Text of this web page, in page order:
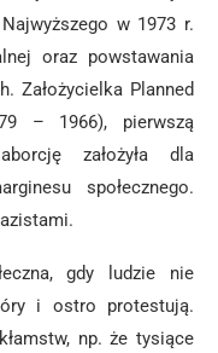
w 1973 r.
oraz powstawania
Założycielka Planned
– 1966), pierwszą
założyła dla
społecznego.
gdy ludzie nie
i ostro protestują.
np. że tysiące